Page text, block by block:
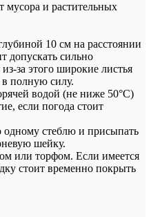
мусора и растительных
10 см на расстоянии
допускать сильно
за этого широкие листья
в полную силу.
водой (не ниже 50°C)
если погода стоит
стеблю и присыпать
шейку.
или торфом. Если имеется
стоит временно покрыть